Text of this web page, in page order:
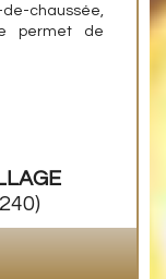
de-chaussée,
permet de